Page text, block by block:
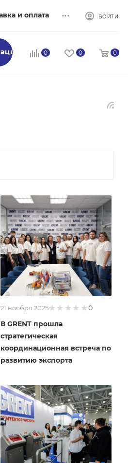
и оплата ... ВОЙТИ
0 0 0
21 ноября 2025
0
В GRENT прошла
стратегическая
координационная встреча по
развитию экспорта